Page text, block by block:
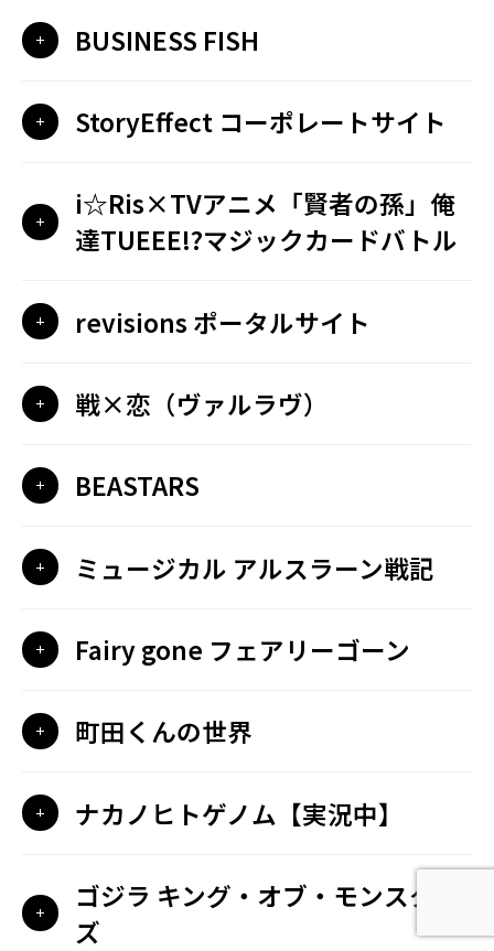
BUSINESS FISH
StoryEffect コーポレートサイト
i☆Ris×TVアニメ「賢者の孫」俺
達TUEEE!?マジックカードバトル
revisions ポータルサイト
戦×恋（ヴァルラヴ）
BEASTARS
ミュージカル アルスラーン戦記
Fairy gone フェアリーゴーン
町田くんの世界
ナカノヒトゲノム【実況中】
ゴジラ キング・オブ・モンスター
ズ